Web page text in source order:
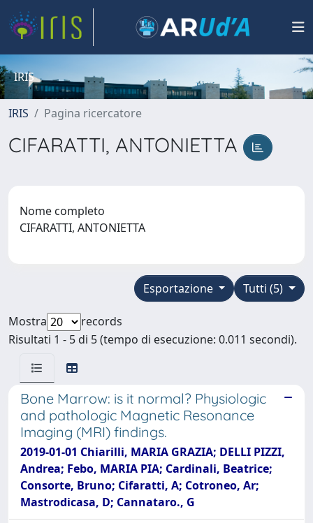
IRIS
IRIS Pagina ricercatore
CIFARATTI, ANTONIETTA
Nome completo
CIFARATTI, ANTONIETTA
Tutti (5)
Esportazione
Mostra
records
Risultati 1 - 5 di 5 (tempo di esecuzione: 0.011 secondi).
Bone Marrow: is it normal? Physiologic
and pathologic Magnetic Resonance
Imaging (MRI) findings.
2019-01-01 Chiarilli, MARIA GRAZIA; DELLI PIZZI,
Andrea; Febo, MARIA PIA; Cardinali, Beatrice;
Consorte, Bruno; Cifaratti, A; Cotroneo, Ar;
Mastrodicasa, D; Cannataro., G